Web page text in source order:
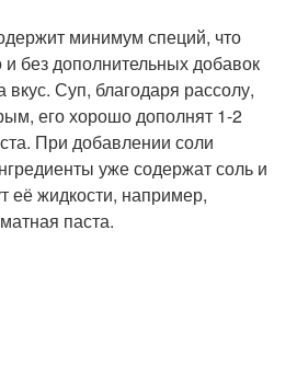
минимум специй, что
без дополнительных добавок
вкус. Суп, благодаря рассолу,
его хорошо дополнят 1-2
При добавлении соли
уже содержат соль и
её жидкости, например,
паста.